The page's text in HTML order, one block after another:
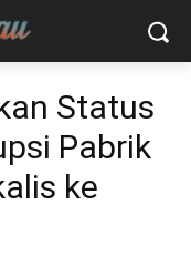
Status
Pabrik
ke